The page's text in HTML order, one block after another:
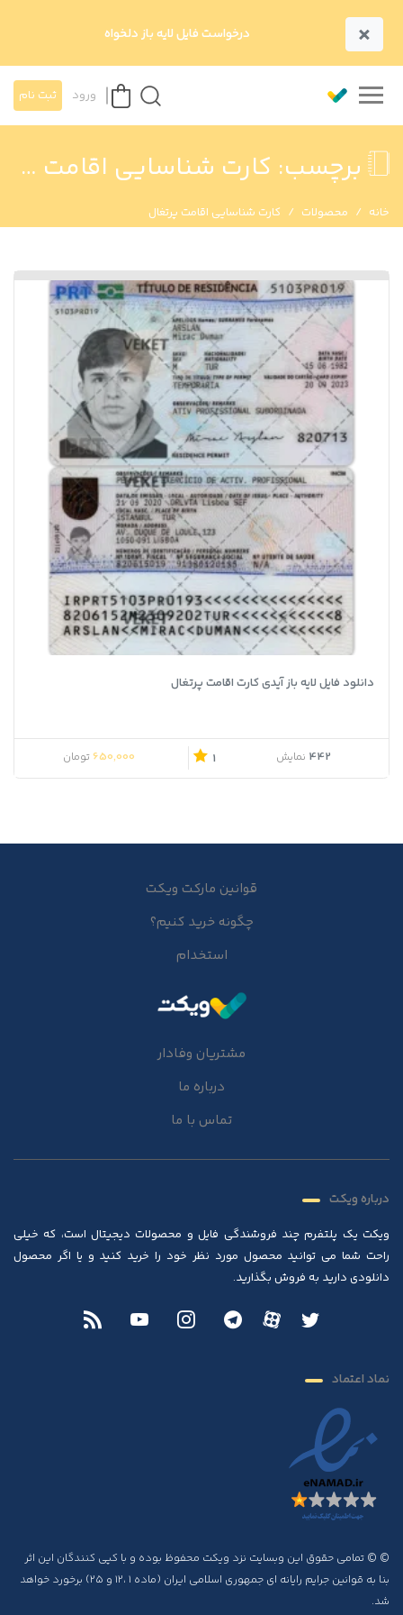
× درخواست فایل لایه باز دلخواه
ورود ثبت نام
برچسب: کارت شناسایی اقامت پرتغال
خانه محصولات کارت شناسایی اقامت پرتغال
دانلود فایل لایه باز آیدی کارت اقامت پرتغال
442 نمایش 1
650,000تومان
قوانین مارکت ویکت
چگونه خرید کنیم؟
استخدام
مشتریان وفادار
درباره ما
تماس با ما
درباره ویکت
ویکت یک پلتفرم چند فروشندگی فایل و محصولات دیجیتال است، که خیلی
راحت شما می توانید محصول مورد نظر خود را خرید کنید و یا اگر محصول
دانلودی دارید به فروش بگذارید.
نماد اعتماد
© © تمامی حقوق این وبسایت نزد ویکت محفوظ بوده و با کپی کنندگان این اثر
بنا به قوانین جرایم رایانه ای جمهوری اسلامی ایران (ماده ۱ ،۱۲ و ۲۵) برخورد خواهد
شد.